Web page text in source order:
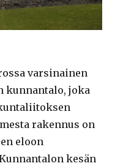
varsinainen
kunnantalo, joka
rakennus on
eloon
kesän